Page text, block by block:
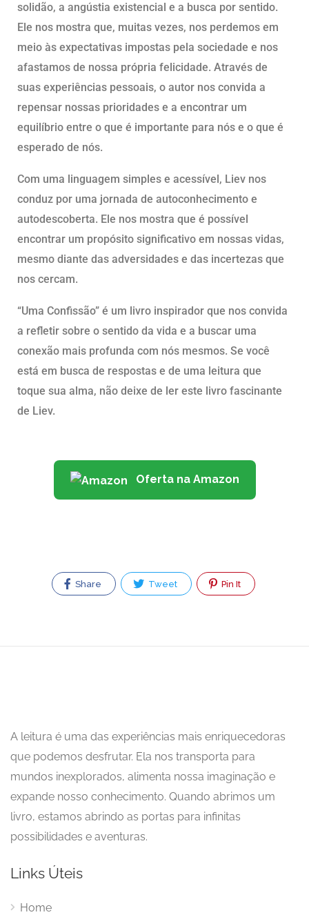
solidão, a angústia existencial e a busca por sentido.
Ele nos mostra que, muitas vezes, nos perdemos em
meio às expectativas impostas pela sociedade e nos
afastamos de nossa própria felicidade. Através de
suas experiências pessoais, o autor nos convida a
repensar nossas prioridades e a encontrar um
equilíbrio entre o que é importante para nós e o que é
esperado de nós.
Com uma linguagem simples e acessível, Liev nos
conduz por uma jornada de autoconhecimento e
autodescoberta. Ele nos mostra que é possível
encontrar um propósito significativo em nossas vidas,
mesmo diante das adversidades e das incertezas que
nos cercam.
“Uma Confissão” é um livro inspirador que nos convida
a refletir sobre o sentido da vida e a buscar uma
conexão mais profunda com nós mesmos. Se você
está em busca de respostas e de uma leitura que
toque sua alma, não deixe de ler este livro fascinante
de Liev.
Oferta na Amazon
Share Tweet Pin It
A leitura é uma das experiências mais enriquecedoras
que podemos desfrutar. Ela nos transporta para
mundos inexplorados, alimenta nossa imaginação e
expande nosso conhecimento. Quando abrimos um
livro, estamos abrindo as portas para infinitas
possibilidades e aventuras.
Links Úteis
Home